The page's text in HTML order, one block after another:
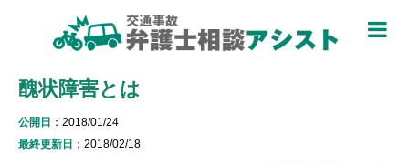
醜状障害とは
公開日 ：2018/01/24
最終更新日 ：2018/02/18
被害者のための基礎知識 ▼
被害者になったら